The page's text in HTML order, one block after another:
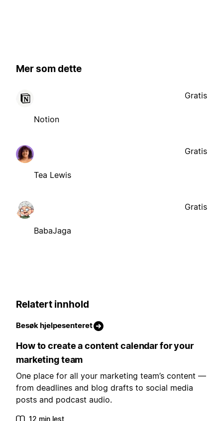
Mer som dette
Notion
Gratis
Tea Lewis
Gratis
BabaJaga
Gratis
Relatert innhold
Besøk hjelpesenteret
How to create a content calendar for your
marketing team
One place for all your marketing team’s content —
from deadlines and blog drafts to social media
posts and podcast audio.
12 min lest